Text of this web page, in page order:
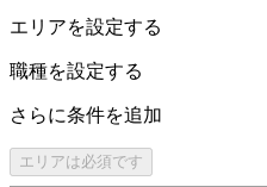
エリアを設定する
職種を設定する
さらに条件を追加
エリアは必須です